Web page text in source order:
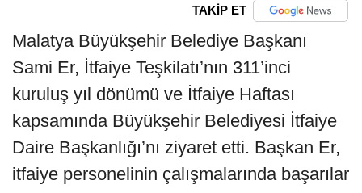
TAKİP ET
Malatya Büyükşehir Belediye Başkanı
Sami Er, İtfaiye Teşkilatı’nın 311’inci
kuruluş yıl dönümü ve İtfaiye Haftası
kapsamında Büyükşehir Belediyesi İtfaiye
Daire Başkanlığı’nı ziyaret etti. Başkan Er,
itfaiye personelinin çalışmalarında başarılar